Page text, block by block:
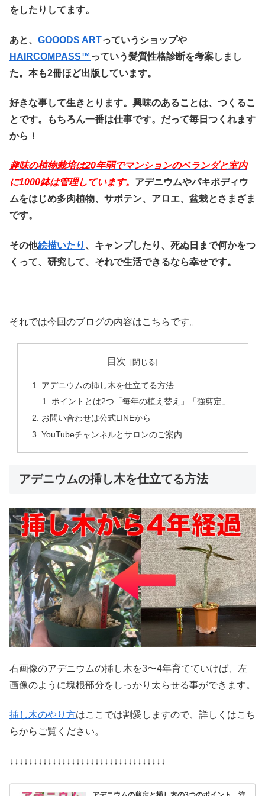
をしたりしてます。
あと、 GOOODS ARTっていうショップや
HAIRCOMPASS™️ っていう髪質性格診断を考案しまし
た。本も2冊ほど出版しています。
好きな事して生きとります。興味のあることは、つくるこ
とです。もちろん一番は仕事です。だって毎日つくれます
から！
趣味の植物栽培は20年弱でマンションのベランダと室内
に1000鉢は管理しています。 アデニウムやパキポディウ
ムをはじめ多肉植物、サボテン、アロエ、盆栽とさまざま
です。
その他絵描いたり 、キャンプしたり、死ぬ日まで何かをつ
くって、研究して、それで生活できるなら幸せです。
それでは今回のブログの内容はこちらです。
目次
アデニウムの挿し木を仕立てる方法
ポイントとは2つ「毎年の植え替え」「強剪定」
お問い合わせは公式LINEから
YouTubeチャンネルとサロンのご案内
アデニウムの挿し木を仕立てる方法
右画像のアデニウムの挿し木を3〜4年育てていけば、左
画像のように塊根部分をしっかり太らせる事ができます。
挿し木のやり方はここでは割愛しますので、詳しくはこち
らからご覧ください。
↓↓↓↓↓↓↓↓↓↓↓↓↓↓↓↓↓↓↓↓↓↓↓↓↓↓↓↓↓↓↓↓↓